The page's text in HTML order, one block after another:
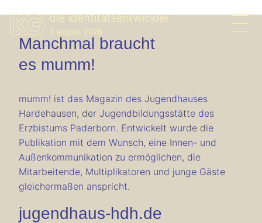
6 august 2026
Manchmal braucht
es mumm!
mumm! ist das Magazin des Jugendhauses
Hardehausen, der Jugendbildungsstätte des
Erzbistums Paderborn. Entwickelt wurde die
Publikation mit dem Wunsch, eine Innen- und
Außenkommunikation zu ermöglichen, die
Mitarbeitende, Multiplikatoren und junge Gäste
gleichermaßen anspricht.
jugendhaus-hdh.de